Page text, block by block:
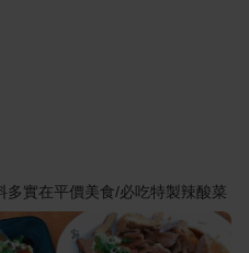
多實在平價美食/必吃特製辣酸菜